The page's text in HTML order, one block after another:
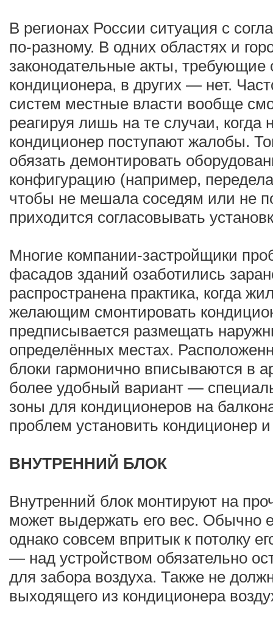
В регионах России ситуация с
по-разному. В одних областях и
законодательные акты, требующие
кондиционера, в других — нет.
систем местные власти вообще
реагируя лишь на те случаи, когда
кондиционер поступают жалобы.
обязать демонтировать
конфигурацию (например,
чтобы не мешала соседям или не
приходится согласовывать
Многие компании-застройщики
фасадов зданий озаботились
распространена практика, когда
желающим смонтировать
предписывается размещать
определённых местах.
блоки гармонично вписываются в
более удобный вариант —
зоны для кондиционеров на
проблем установить кондиционер
ВНУТРЕННИЙ БЛОК
Внутренний блок монтируют на
может выдержать его вес. Обычно
однако совсем впритык к потолку
— над устройством обязательно
для забора воздуха. Также не
выходящего из кондиционера